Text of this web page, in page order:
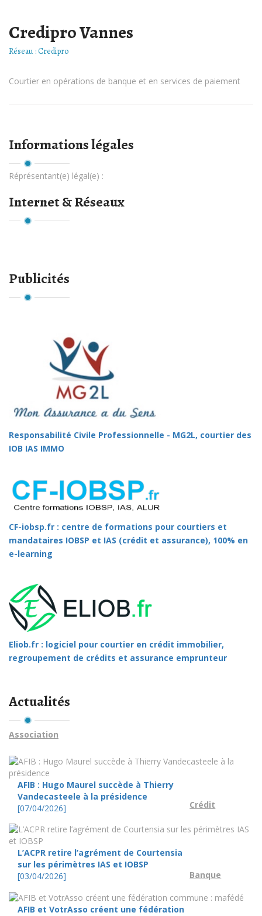
Credipro Vannes
Réseau : Credipro
Courtier en opérations de banque et en services de paiement
Informations légales
Réprésentant(e) légal(e) :
Internet & Réseaux
Publicités
Responsabilité Civile Professionnelle - MG2L, courtier des
IOB IAS IMMO
CF-iobsp.fr : centre de formations pour courtiers et
mandataires IOBSP et IAS (crédit et assurance), 100% en
e-learning
Eliob.fr : logiciel pour courtier en crédit immobilier,
regroupement de crédits et assurance emprunteur
Actualités
Association
AFIB : Hugo Maurel succède à Thierry
Vandecasteele à la présidence
[07/04/2026]
L’ACPR retire l’agrément de Courtensia
sur les périmètres IAS et IOBSP
[03/04/2026]
AFIB et VotrAsso créent une fédération
Crédit
Banque